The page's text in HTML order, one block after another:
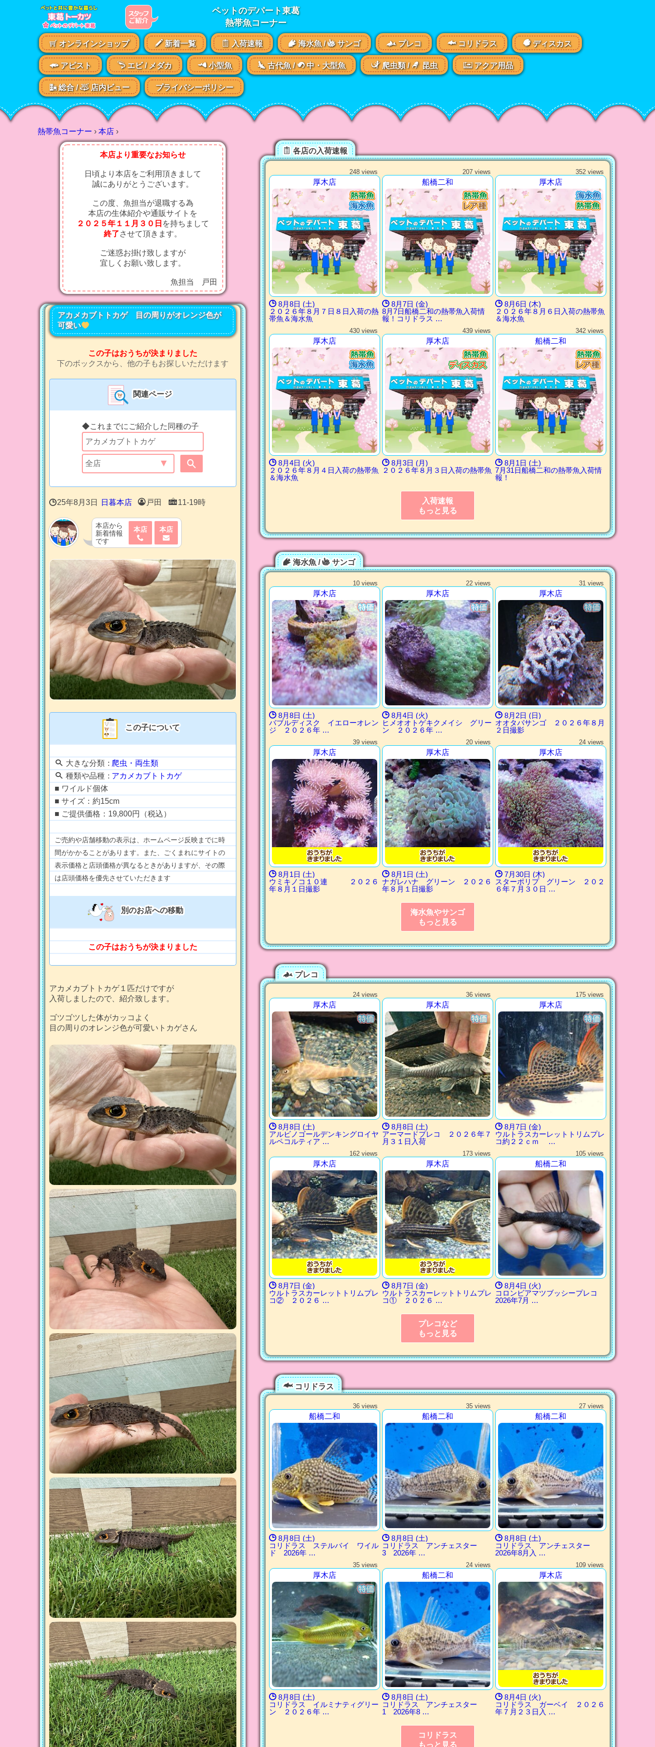
ペットのデパート東葛
熱帯魚コーナー
オンラインショップ 新着一覧 入荷速報 海水魚 / サンゴ プレコ コリドラス ディスカス
アピスト エビ / メダカ 小型魚 古代魚 / 中・大型魚 爬虫類 / 昆虫 アクア用品
総合 / 店内ビュー プライバシーポリシー
熱帯魚コーナー › 本店 ›
本店より重要なお知らせ
日頃より本店をご利用頂きまして
誠にありがとうございます。
この度、魚担当が退職する為
本店の生体紹介や通販サイトを
２０２５年１１月３０日 を持ちまして
終了させて頂きます。
ご迷惑お掛け致しますが
宜しくお願い致します。
魚担当 戸田
アカメカブトトカゲ 目の周りがオレンジ色が
可愛い
この子はおうちが決まりました
下のボックスから、他の子もお探しいただけます
関連ページ
◆これまでにご紹介した同種の子
25年8月3日 日暮本店 戸田 11-19時
本店から
新着情報
です
本店 本店
この子について
大きな分類：爬虫・両生類
種類や品種：アカメカブトトカゲ
■ ワイルド個体
■ サイズ：約15cm
■ ご提供価格：19,800円（税込）
ご売約や店舗移動の表示は、ホームページ反映までに時
間がかかることがあります。また、ごくまれにサイトの
表示価格と店頭価格が異なるときがありますが、その際
は店頭価格を優先させていただきます
別のお店への移動
この子はおうちが決まりました
アカメカブトトカゲ１匹だけですが
入荷しましたので、紹介致します。
ゴツゴツした体がカッコよく
目の周りのオレンジ色が可愛いトカゲさん
各店の入荷速報
248 views
厚木店
8月8日 (土)
２０２６年８月７日８日入荷の熱
帯魚＆海水魚
207 views
船橋二和
8月7日 (金)
8月7日船橋二和の熱帯魚入荷情
報！コリドラス …
352 views
厚木店
8月6日 (木)
２０２６年８月６日入荷の熱帯魚
＆海水魚
430 views
厚木店
8月4日 (火)
２０２６年８月４日入荷の熱帯魚
＆海水魚
439 views
厚木店
8月3日 (月)
２０２６年８月３日入荷の熱帯魚
342 views
船橋二和
8月1日 (土)
7月31日船橋二和の熱帯魚入荷情
報！
入荷速報
もっと見る
海水魚 / サンゴ
10 views
厚木店
8月8日 (土)
バブルディスク イエローオレン
ジ ２０２６年 …
22 views
厚木店
8月4日 (火)
ヒメオオトゲキクメイシ グリー
ン ２０２６年 …
31 views
厚木店
8月2日 (日)
オオタバサンゴ ２０２６年８月
２日撮影
39 views
厚木店
8月1日 (土)
ウミキノコ１０連 ２０２６
年８月１日撮影
20 views
厚木店
8月1日 (土)
ナガレハナ グリーン ２０２６
年８月１日撮影
24 views
厚木店
7月30日 (木)
スターポリプ グリーン ２０２
６年７月３０日 …
海水魚やサンゴ
もっと見る
プレコ
24 views
厚木店
8月8日 (土)
アルビノゴールデンキングロイヤ
ルペコルティア …
36 views
厚木店
8月8日 (土)
アーマードプレコ ２０２６年７
月３１日入荷
175 views
厚木店
8月7日 (金)
ウルトラスカーレットトリムプレ
コ約２２ｃｍ …
162 views
厚木店
8月7日 (金)
ウルトラスカーレットトリムプレ
コ② ２０２６ …
173 views
厚木店
8月7日 (金)
ウルトラスカーレットトリムプレ
コ① ２０２６ …
105 views
船橋二和
8月4日 (火)
コロンビアマツブッシープレコ
2026年7月 …
プレコなど
もっと見る
コリドラス
36 views
船橋二和
8月8日 (土)
コリドラス ステルバイ ワイル
ド 2026年 …
35 views
船橋二和
8月8日 (土)
コリドラス アンチェスター
3 2026年 …
27 views
船橋二和
8月8日 (土)
コリドラス アンチェスター
2026年8月入 …
35 views
厚木店
8月8日 (土)
コリドラス イルミナティグリー
ン ２０２６年 …
24 views
船橋二和
8月8日 (土)
コリドラス アンチェスター
1 2026年8 …
109 views
厚木店
8月4日 (火)
コリドラス ガーベイ ２０２６
年７月２３日入 …
コリドラス
もっと見る